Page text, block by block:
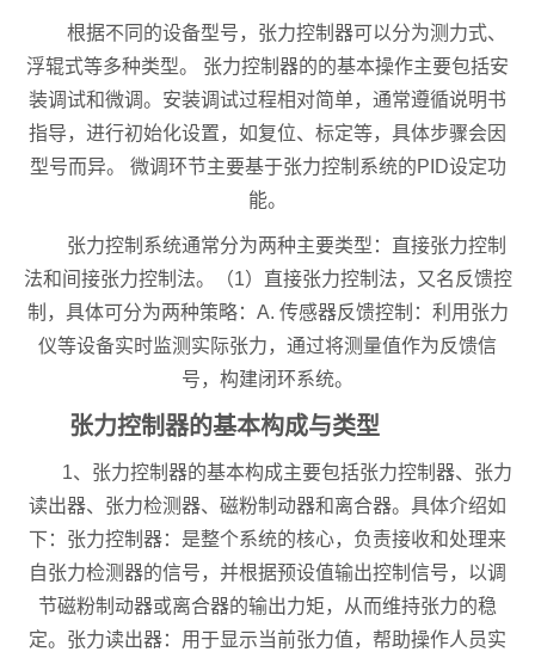
根据不同的设备型号，张力控制器可以分为测力式、
浮辊式等多种类型。 张力控制器的的基本操作主要包括安
装调试和微调。安装调试过程相对简单，通常遵循说明书
指导，进行初始化设置，如复位、标定等，具体步骤会因
型号而异。 微调环节主要基于张力控制系统的PID设定功
能。
张力控制系统通常分为两种主要类型：直接张力控制
法和间接张力控制法。（1）直接张力控制法，又名反馈控
制，具体可分为两种策略：A. 传感器反馈控制：利用张力
仪等设备实时监测实际张力，通过将测量值作为反馈信
号，构建闭环系统。
张力控制器的基本构成与类型
1、张力控制器的基本构成主要包括张力控制器、张力
读出器、张力检测器、磁粉制动器和离合器。具体介绍如
下：张力控制器：是整个系统的核心，负责接收和处理来
自张力检测器的信号，并根据预设值输出控制信号，以调
节磁粉制动器或离合器的输出力矩，从而维持张力的稳
定。张力读出器：用于显示当前张力值，帮助操作人员实